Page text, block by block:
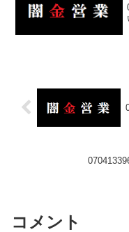
コメント